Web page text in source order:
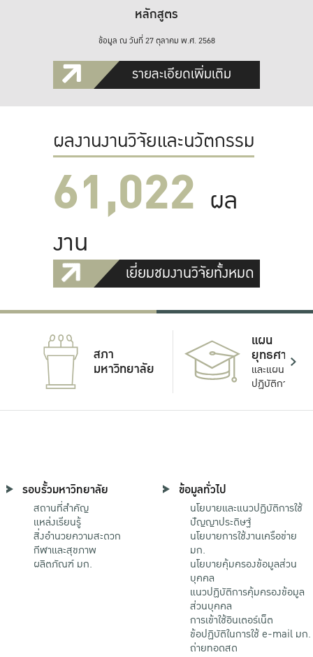
หลักสูตร
ข้อมูล ณ วันที่ 27 ตุลาคม พ.ศ. 2568
รายละเอียดเพิ่มเติม
ผลงานงานวิจัยและนวัตกรรม
61,022 ผล
งาน
เยี่ยมชมงานวิจัยทั้งหมด
สภา
มหาวิทยาลัย
แผน
ยุทธศาสตร์
และแผน
ปฏิบัติการ
รอบรั้วมหาวิทยาลัย
สถานที่สำคัญ
แหล่งเรียนรู้
สิ่งอำนวยความสะดวก
กีฬาและสุขภาพ
ผลิตภัณฑ์ มก.
ข้อมูลทั่วไป
นโยบายและแนวปฏิบัติการใช้
ปัญญาประดิษฐ์
นโยบายการใช้งานเครือข่าย
มก.
นโยบายคุ้มครองข้อมูลส่วน
บุคคล
แนวปฏิบัติการคุ้มครองข้อมูล
ส่วนบุคคล
การเข้าใช้อินเตอร์เน็ต
ข้อปฏิบัติในการใช้ e-mail มก.
ถ่ายทอดสด